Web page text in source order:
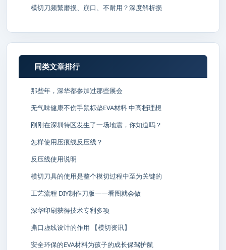
模切刀频繁磨损、崩口、不耐用？深度解析损
同类文章排行
那些年，深华都参加过那些展会
无气味健康不伤手鼠标垫EVA材料 中高档理想
刚刚在深圳特区发生了一场地震，你知道吗？
怎样使用压痕线反压线？
反压线使用说明
模切刀具的使用是整个模切过程中至为关键的
工艺流程 DIY制作刀版——看图就会做
深华印刷获得技术专利多项
撕口虚线设计的作用 【模切资讯】
安全环保的EVA材料为孩子的成长保驾护航